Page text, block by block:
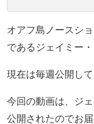
オアフ島ノースシ
であるジェイミー
現在は毎週公開し
今回の動画は、ジ
公開されたのでお届